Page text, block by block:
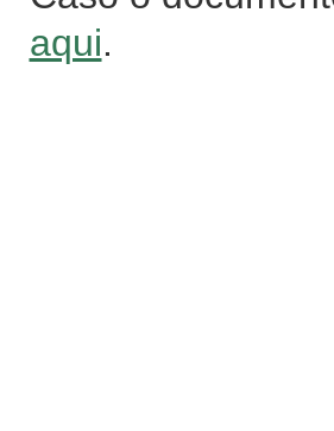
aqui.